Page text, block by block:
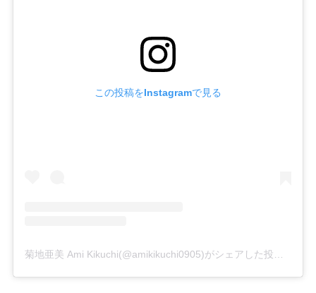
この投稿をInstagramで見る